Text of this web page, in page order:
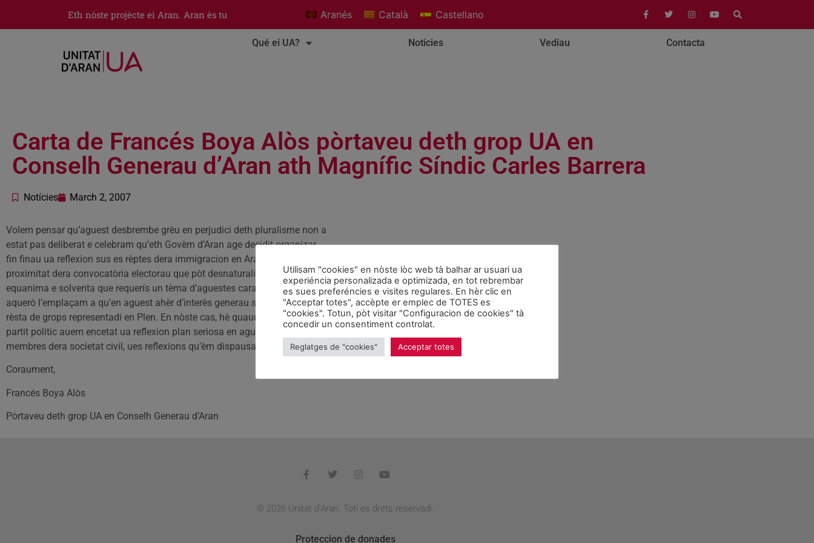
Eth nòste projècte ei Aran. Aran ès tu Aranés Català Castellano
Qué ei UA? Notícies Vediau Contacta
Carta de Francés Boya Alòs pòrtaveu deth grop UA en
Conselh Generau d’Aran ath Magnífic Síndic Carles Barrera
Notícies March 2, 2007
Volem pensar qu’aguest desbrembe grèu en perjudici deth pluralisme non a
estat pas deliberat e celebram qu’eth Govèrn d’Aran age decidit organizar
fin finau ua reflexion sus es rèptes dera immigracion en Aran, maugrat era
proximitat dera convocatòria electorau que pòt desnaturalizar era analisi
equanima e solventa que requerís un tèma d’aguestes caracteristiques. Per
aquerò l’emplaçam a qu’en aguest ahèr d’interès generau se compde damb era
rèsta de grops representadi en Plen. En nòste cas, hè quauque temps que com
partit politic auem encetat ua reflexion plan seriosa en aguest sentit damb
membres dera societat civil, ues reflexions qu’èm dispausadi a compartir.
Coraument,
Francés Boya Alòs
Pòrtaveu deth grop UA en Conselh Generau d’Aran
© 2026 Unitat d'Aran. Toti es drets reservadi.
Proteccion de donades
Utilisam "cookies" en nòste lòc web tà balhar ar usuari ua
experiéncia personalizada e optimizada, en tot rebrembar
es sues preferéncies e visites regulares. En hèr clic en
"Acceptar totes", accèpte er emplec de TOTES es
"cookies". Totun, pòt visitar "Configuracion de cookies" tà
concedir un consentiment controlat.
Reglatges de "cookies" Acceptar totes